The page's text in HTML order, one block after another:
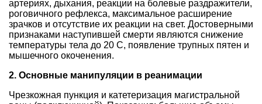
артериях, дыхания, реакции на болевые раздражители,
роговичного рефлекса, максимальное расширение
зрачков и отсутствие их реакции на свет. Достоверными
признаками наступившей смерти являются снижение
температуры тела до 20 C, появление трупных пятен и
мышечного окоченения.
2. Основные манипуляции в реанимации
Чрезкожная пункция и катетеризация магистральной